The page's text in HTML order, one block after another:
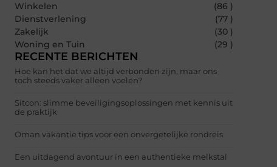
Winkelen
(86 )
Dienstverlening
(77 )
Zakelijk
(30 )
Woning en Tuin
(29 )
RECENTE BERICHTEN
Hoe kan het dat we altijd verbonden zijn, maar ons
toch steeds vaker alleen voelen?
Sitcon: slimme beveiligingsoplossingen met kennis uit
de praktijk
Oman vakantie tips voor een onvergetelijke rondreis
Een uitdagend avontuur in een authentieke melkstal